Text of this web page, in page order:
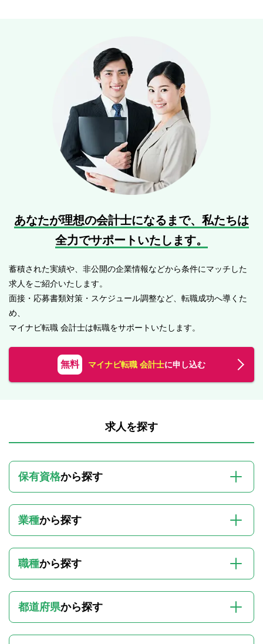
あなたが理想の会計士になるまで、 私たちは
全力でサポートいたします。
蓄積された実績や、非公開の企業情報などから条件にマッチした
求人をご紹介いたします。
面接・応募書類対策・スケジュール調整など、転職成功へ導くた
め、
マイナビ転職 会計士は転職をサポートいたします。
無料 マイナビ転職 会計士に申し込む
求人を探す
保有資格から探す
業種から探す
職種から探す
都道府県から探す